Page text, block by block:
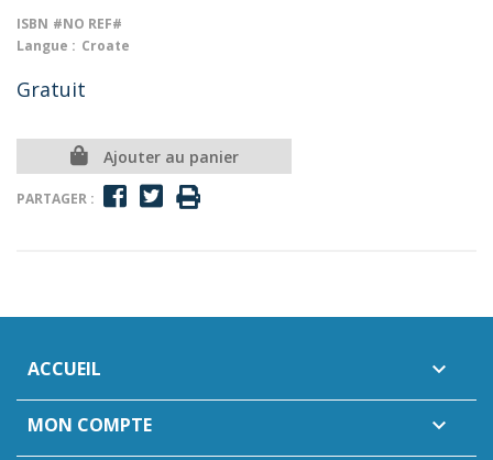
ISBN #NO REF#
Langue : Croate
Gratuit
Ajouter au panier
PARTAGER :
ACCUEIL 
MON COMPTE 